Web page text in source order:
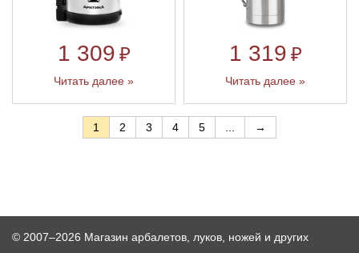
1 309 ₽
Читать далее »
1 319 ₽
Читать далее »
1 2 3 4 5 →
© 2007–2026 Магазин арбалетов, луков, ножей и других